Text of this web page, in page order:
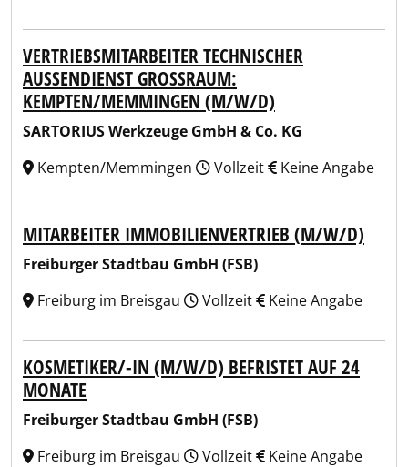
VERTRIEBSMITARBEITER TECHNISCHER
AUSSENDIENST GROSSRAUM: KE
MPTEN/MEMMINGEN (M/W/D)
SARTORIUS Werkzeuge GmbH & Co. KG
Kempten/Memmingen
Vollzeit Keine Angabe
MITARBEITER IMMOBILIENVERTRIEB (M/W/D)
Freiburger Stadtbau GmbH (FSB)
Freiburg im Breisgau
Vollzeit Keine Angabe
KOSMETIKER/-IN (M/W/D) BEFRISTET AUF 24
MONATE
Freiburger Stadtbau GmbH (FSB)
Freiburg im Breisgau
Vollzeit Keine Angabe